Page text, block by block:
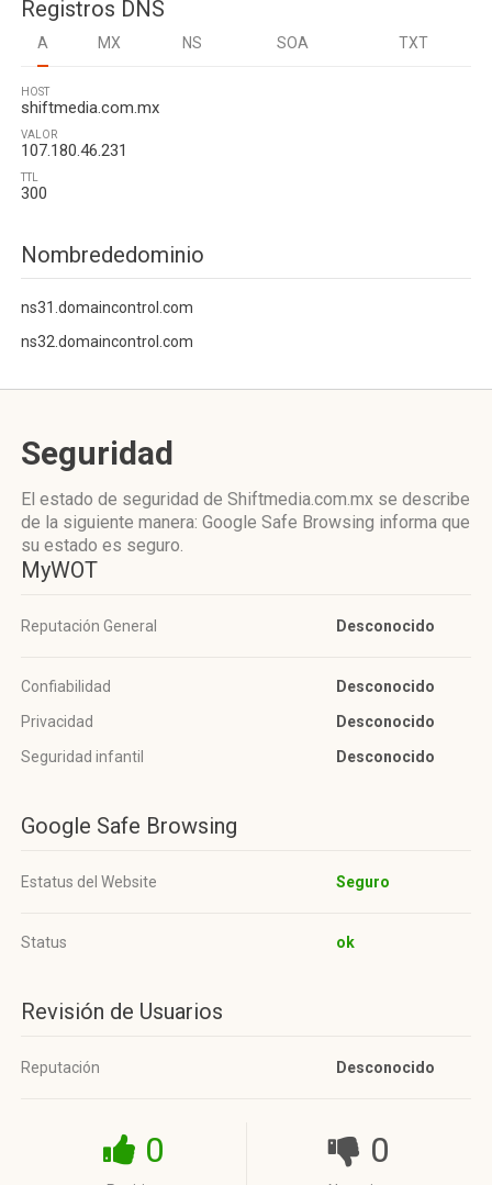
Registros DNS
A MX NS SOA TXT
HOST
shiftmedia.com.mx
VALOR
107.180.46.231
TTL
300
Nombrededominio
ns31.domaincontrol.com
ns32.domaincontrol.com
Seguridad
El estado de seguridad de Shiftmedia.com.mx se describe
de la siguiente manera: Google Safe Browsing informa que
su estado es seguro.
MyWOT
Reputación General Desconocido
Confiabilidad
Desconocido
Privacidad
Desconocido
Seguridad infantil
Desconocido
Google Safe Browsing
Estatus del Website Seguro
Status ok
Revisión de Usuarios
Reputación Desconocido
0 0